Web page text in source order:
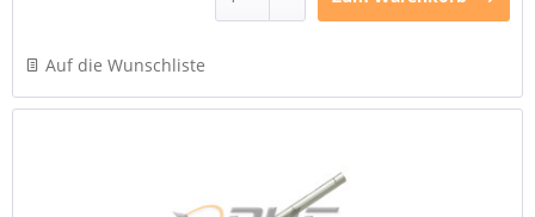
Auf die Wunschliste